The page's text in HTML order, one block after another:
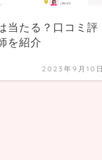
当たる？口コミ評
を紹介
2023年9月10